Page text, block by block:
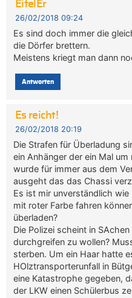
EifelEr
26/02/2018 09:24
Es sind doch immer die
die Dörfer brettern.
Meistens kriegt man dann
Antworten
Es reicht!
26/02/2018 20:19
Die Strafen für Überladung
ein Anhänger der ein Mal
wurde für immer aus dem
ausgeht das das Chassi
Es ist mir unverständlich
mit roter Farbe fahren
überladen?
Die Polizei scheint in
durchgreifen zu wollen?
sterben. Um ein Haar hatte
HOlztransporterunfall in
eine Katastrophe gegeben,
der LKW einen Schülerbus